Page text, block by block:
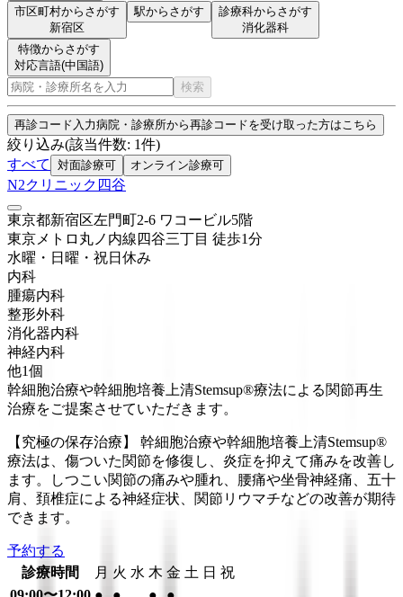
市区町村からさがす
新宿区
駅からさがす
診療科からさがす
消化器科
特徴からさがす
対応言語(中国語)
検索
再診コード入力病院・診療所から再診コードを受け取った方はこちら
絞り込み(該当件数: 1件)
すべて
対面診療可 オンライン診療可
N2クリニック四谷
東京都新宿区左門町2-6 ワコービル5階
東京メトロ丸ノ内線 四谷三丁目 徒歩1分
水曜・日曜・祝日 休み
内科
腫瘍内科
整形外科
消化器内科
神経内科
他1個
幹細胞治療や幹細胞培養上清Stemsup®療法による関節再生
治療をご提案させていただきます。
【究極の保存治療】 幹細胞治療や幹細胞培養上清Stemsup®
療法は、傷ついた関節を修復し、炎症を抑えて痛みを改善し
ます。しつこい関節の痛みや腫れ、腰痛や坐骨神経痛、五十
肩、頚椎症による神経症状、関節リウマチなどの改善が期待
できます。
予約する
診療時間
月 火 水 木 金 土 日 祝